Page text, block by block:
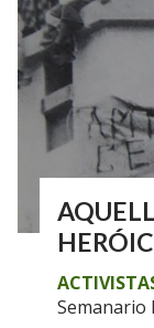
Semanario